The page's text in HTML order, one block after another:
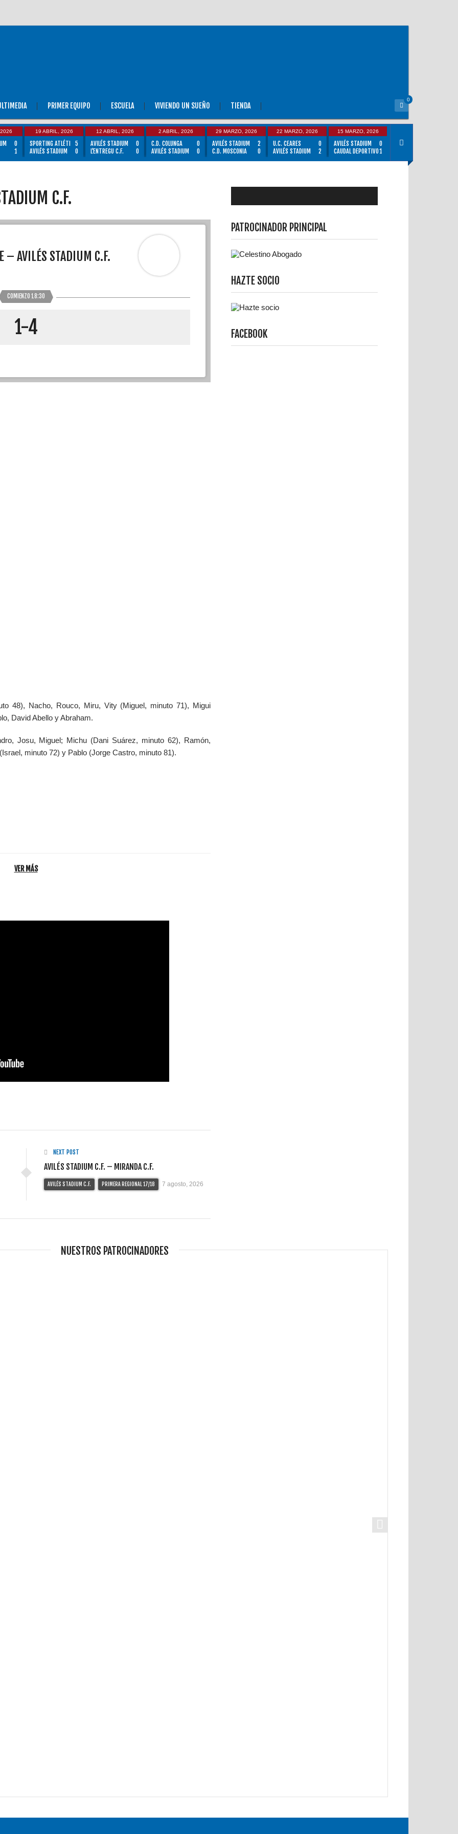
PRIMER EQUIPO ESCUELA VIVIENDO UN SUEÑO TIENDA
0
0
1
19 ABRIL, 2026
SPORTING ATLÉTI
5
AVILÉS STADIUM
0
12 ABRIL, 2026
AVILÉS STADIUM
0
L'ENTREGU C.F.
0
2 ABRIL, 2026
C.D. COLUNGA
0
AVILÉS STADIUM
0
29 MARZO, 2026
AVILÉS STADIUM
2
C.D. MOSCONIA
0
22 MARZO, 2026
U.C. CEARES
0
AVILÉS STADIUM
2
15 MARZO, 2026
AVILÉS STADIUM
0
CAUDAL DEPORTIVO1
C.F.
– AVILÉS STADIUM C.F.
COMIENZO 18:30
1-4
48), Nacho, Rouco, Miru, Vity (Miguel, minuto 71), Migui
David Abello y Abraham.
Josu, Miguel; Michu (Dani Suárez, minuto 62), Ramón,
minuto 72) y Pablo (Jorge Castro, minuto 81).
VER MÁS
NEXT POST
AVILÉS STADIUM C.F. – MIRANDA C.F.
AVILÉS STADIUM C.F. PRIMERA REGIONAL 17/18 7 agosto, 2026
PATROCINADOR PRINCIPAL
HAZTE SOCIO
FACEBOOK
NUESTROS PATROCINADORES